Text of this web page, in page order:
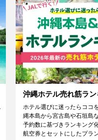
沖縄ホテル売れ筋ラ
ホテル選びに迷ったらココ
縄本島から宮古島や石垣島
予約数に基づきランキング
航空券とセットにしたプラ